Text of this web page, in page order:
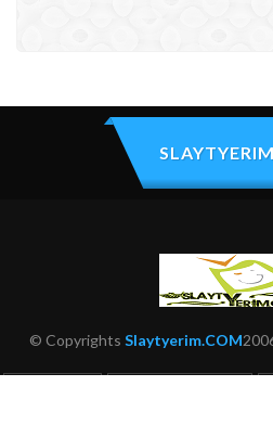
© Copyrights Slaytyerim.COM